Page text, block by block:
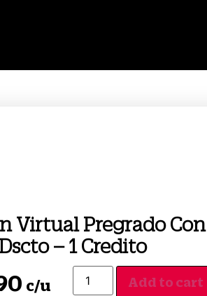
Virtual Pregrado Con
Dscto – 1 Credito
c/u Add to cart